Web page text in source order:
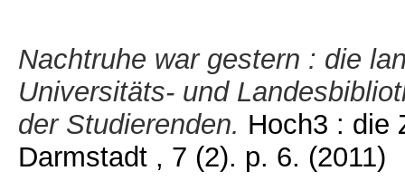
Nachtruhe war gestern : die
Universitäts- und
der Studierenden. Hoch3 : die
Darmstadt , 7 (2). p. 6. (2011)